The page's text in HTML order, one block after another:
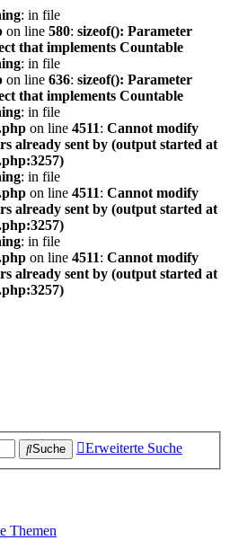
: in file
on line 580: sizeof(): Parameter
that implements Countable
: in file
on line 636: sizeof(): Parameter
that implements Countable
: in file
on line 4511: Cannot modify
already sent by (output started at
: in file
on line 4511: Cannot modify
already sent by (output started at
: in file
on line 4511: Cannot modify
already sent by (output started at
Suche Erweiterte Suche
Themen